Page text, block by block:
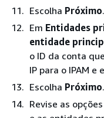
Escolha Próximo.
Em Entidades
entidade
o ID da conta
IP para o IPAM e
Escolha Próximo.
Revise as